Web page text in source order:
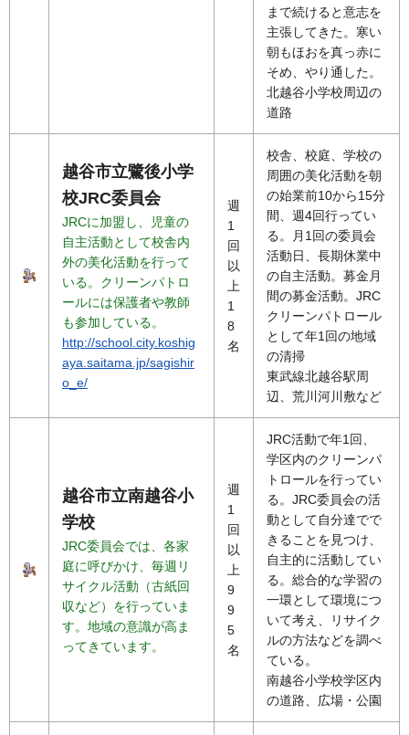
まで続けると意志を
主張してきた。寒い
朝もほおを真っ赤に
そめ、やり通した。
北越谷小学校周辺の
道路
越谷市立鷺後小学
校JRC委員会
JRCに加盟し、児童の
自主活動として校舎内
外の美化活動を行って
いる。クリーンパトロ
ールには保護者や教師
も参加している。
http://school.city.koshig
aya.saitama.jp/sagishir
o_e/
週
1
回
以
上
1
8
名
校舎、校庭、学校の
周囲の美化活動を朝
の始業前10から15分
間、週4回行ってい
る。月1回の委員会
活動日、長期休業中
の自主活動。募金月
間の募金活動。JRC
クリーンパトロール
として年1回の地域
の清掃
東武線北越谷駅周
辺、荒川河川敷など
越谷市立南越谷小
学校
JRC委員会では、各家
庭に呼びかけ、毎週リ
サイクル活動（古紙回
収など）を行っていま
す。地域の意識が高ま
ってきています。
週
1
回
以
上
9
9
5
名
JRC活動で年1回、
学区内のクリーンパ
トロールを行ってい
る。JRC委員会の活
動として自分達でで
きることを見つけ、
自主的に活動してい
る。総合的な学習の
一環として環境につ
いて考え、リサイク
ルの方法などを調べ
ている。
南越谷小学校学区内
の道路、広場・公園